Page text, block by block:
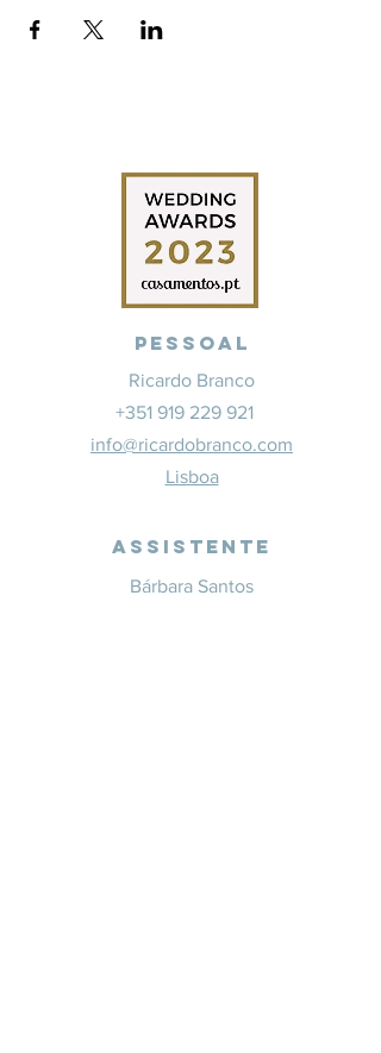
Pessoal
Ricardo Branco
+351 919 229 921
info@ricardobranco.com
Lisboa
Assistente
Bárbara Santos